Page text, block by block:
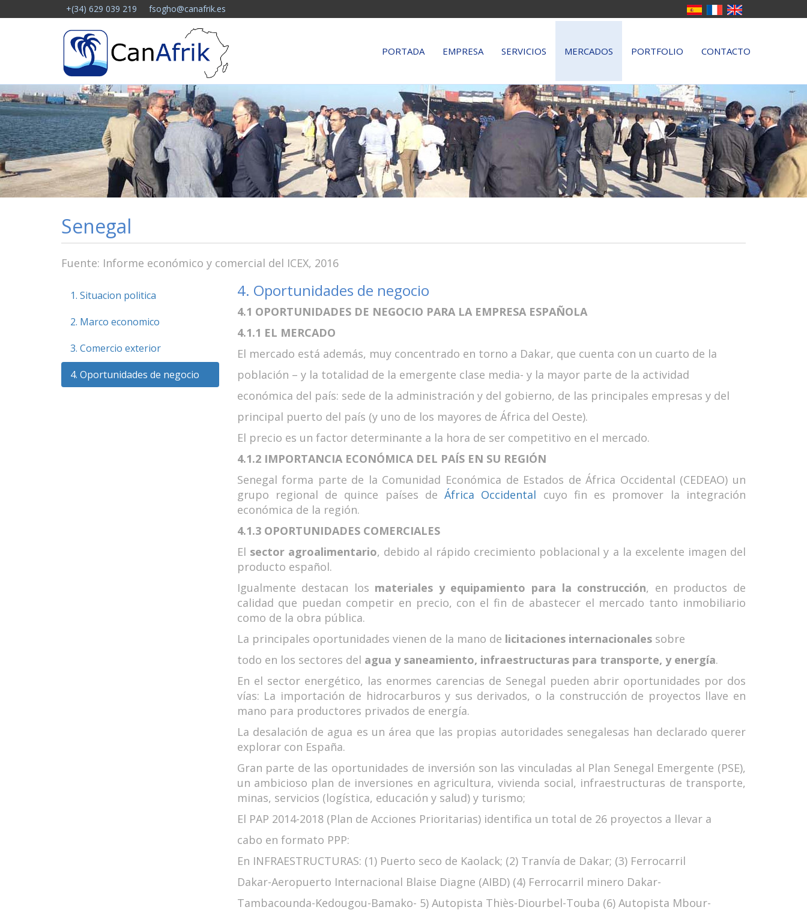
Notice: Undefined offset: -1 in /homepages/41/d599293751/htdocs/canafrik/funciones.php on line 11
+(34) 629 039 219 fsogho@canafrik.es
PORTADA EMPRESA SERVICIOS MERCADOS PORTFOLIO CONTACTO
Senegal
Fuente: Informe económico y comercial del ICEX, 2016
1. Situacion politica
2. Marco economico
3. Comercio exterior
4. Oportunidades de negocio
4. Oportunidades de negocio
4.1 OPORTUNIDADES DE NEGOCIO PARA LA EMPRESA ESPAÑOLA
4.1.1 EL MERCADO
El mercado está además, muy concentrado en torno a Dakar, que cuenta con un cuarto de la
población – y la totalidad de la emergente clase media- y la mayor parte de la actividad
económica del país: sede de la administración y del gobierno, de las principales empresas y del
principal puerto del país (y uno de los mayores de África del Oeste).
El precio es un factor determinante a la hora de ser competitivo en el mercado.
4.1.2 IMPORTANCIA ECONÓMICA DEL PAÍS EN SU REGIÓN
Senegal forma parte de la Comunidad Económica de Estados de África Occidental (CEDEAO) un
grupo regional de quince países deÁfrica Occidental cuyo fin es promover la integración
económica de la región.
4.1.3 OPORTUNIDADES COMERCIALES
El sector agroalimentario, debido al rápido crecimiento poblacional y a la excelente imagen del
producto español.
Igualmente destacan los materiales y equipamiento para la construcción, en productos de
calidad que puedan competir en precio, con el fin de abastecer el mercado tanto inmobiliario
como de la obra pública.
La principales oportunidades vienen de la mano de licitaciones internacionales sobre
todo en los sectores del agua y saneamiento, infraestructuras para transporte, y energía.
En el sector energético, las enormes carencias de Senegal pueden abrir oportunidades por dos
vías: La importación de hidrocarburos y sus derivados, o la construcción de proyectos llave en
mano para productores privados de energía.
La desalación de agua es un área que las propias autoridades senegalesas han declarado querer
explorar con España.
Gran parte de las oportunidades de inversión son las vinculadas al Plan Senegal Emergente (PSE),
un ambicioso plan de inversiones en agricultura, vivienda social, infraestructuras de transporte,
minas, servicios (logística, educación y salud) y turismo;
El PAP 2014-2018 (Plan de Acciones Prioritarias) identifica un total de 26 proyectos a llevar a
cabo en formato PPP:
En INFRAESTRUCTURAS: (1) Puerto seco de Kaolack; (2) Tranvía de Dakar; (3) Ferrocarril
Dakar-Aeropuerto Internacional Blaise Diagne (AIBD) (4) Ferrocarril minero Dakar-
Tambacounda-Kedougou-Bamako- 5) Autopista Thiès-Diourbel-Touba (6) Autopista Mbour-